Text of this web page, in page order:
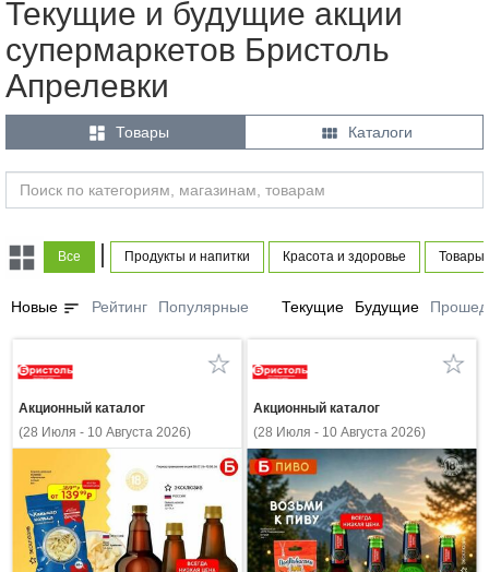
Текущие и будущие акции
супермаркетов Бристоль
Апрелевки
 Товары  Каталоги
Все | Продукты и напитки Красота и здоровье Товары
Новые sort Рейтинг Популярные Текущие Будущие
Акционный каталог
(28 Июля - 10 Августа 2026)
Акционный каталог
(28 Июля - 10 Августа 2026)